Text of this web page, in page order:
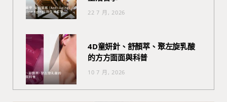
22 7 月, 2026
4D童妍針、舒顏萃、聚左旋乳酸
的方方面面與科普
10 7 月, 2026